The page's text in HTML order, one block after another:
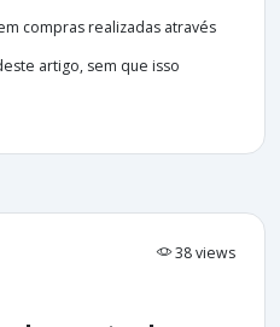
compras realizadas através
artigo, sem que isso
38 views